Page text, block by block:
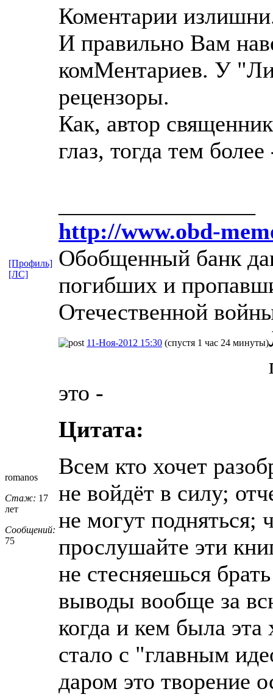
Коментарии
И правильно Вам
комМентариев. У
рецензоры.
Как, автор
глаз, тогда тем
http://www.obd-
Обобщенный банк
погибших и
Отечественной
[Профиль]
[ЛС]
romanos
Стаж: 17
лет
Сообщений:
75
11-Ноя-2012 15:30 (спустя 1 час 24 минуты)
это -
Цитата:
Всем кто хочет
не войдёт в силу;
не могут подняться;
прослушайте эти
не стесняешься
выводы вообще за
когда и кем была эта
стало с "главным
даром это творение